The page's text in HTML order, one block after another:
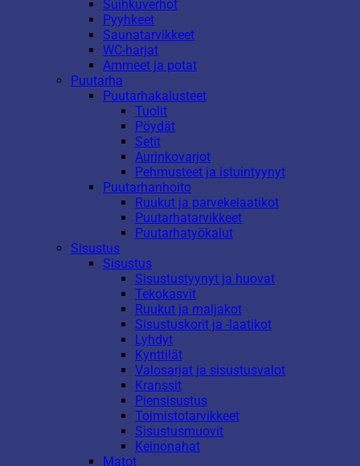
Suihkuverhot
Pyyhkeet
Saunatarvikkeet
WC-harjat
Ammeet ja potat
Puutarha
Puutarhakalusteet
Tuolit
Pöydät
Setit
Aurinkovarjot
Pehmusteet ja istuintyynyt
Puutarhanhoito
Ruukut ja parvekelaatikot
Puutarhatarvikkeet
Puutarhatyökalut
Sisustus
Sisustus
Sisustustyynyt ja huovat
Tekokasvit
Ruukut ja maljakot
Sisustuskorit ja -laatikot
Lyhdyt
Kynttilät
Valosarjat ja sisustusvalot
Kranssit
Piensisustus
Toimistotarvikkeet
Sisustusmuovit
Keinonahat
Matot